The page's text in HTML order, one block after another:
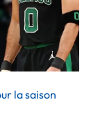
la saison